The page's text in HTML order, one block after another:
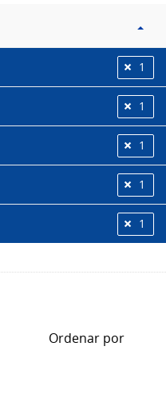
1
1
1
1
1
Ordenar por